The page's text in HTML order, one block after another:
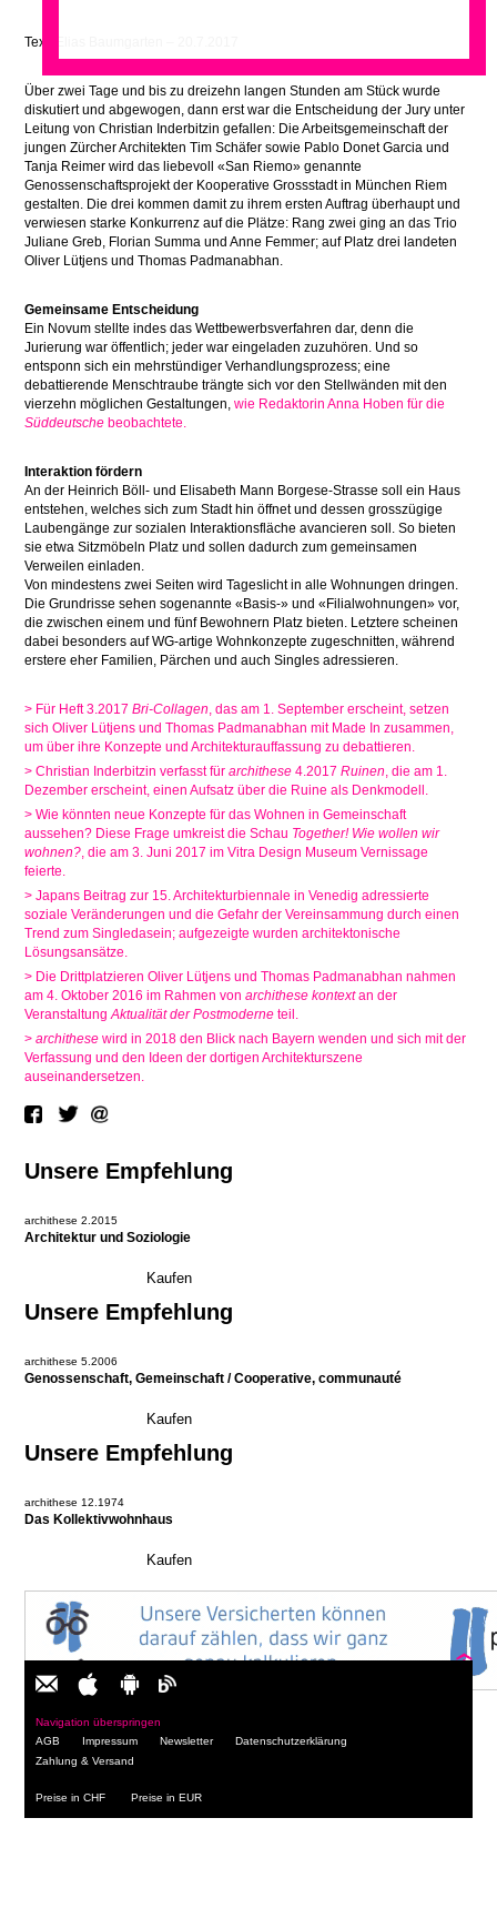
Text: Elias Baumgarten – 20.7.2017
Über zwei Tage und bis zu dreizehn langen Stunden am Stück wurde
diskutiert und abgewogen, dann erst war die Entscheidung der Jury unter
Leitung von Christian Inderbitzin gefallen: Die Arbeitsgemeinschaft der
jungen Zürcher Architekten Tim Schäfer sowie Pablo Donet Garcia und
Tanja Reimer wird das liebevoll «San Riemo» genannte
Genossenschaftsprojekt der Kooperative Grossstadt in München Riem
gestalten. Die drei kommen damit zu ihrem ersten Auftrag überhaupt und
verwiesen starke Konkurrenz auf die Plätze: Rang zwei ging an das Trio
Juliane Greb, Florian Summa und Anne Femmer; auf Platz drei landeten
Oliver Lütjens und Thomas Padmanabhan.
Gemeinsame Entscheidung
Ein Novum stellte indes das Wettbewerbsverfahren dar, denn die
Jurierung war öffentlich; jeder war eingeladen zuzuhören. Und so
entsponn sich ein mehrstündiger Verhandlungsprozess; eine
debattierende Menschtraube trängte sich vor den Stellwänden mit den
vierzehn möglichen Gestaltungen, wie Redaktorin Anna Hoben für die
Süddeutsche beobachtete.
Interaktion fördern
An der Heinrich Böll- und Elisabeth Mann Borgese-Strasse soll ein Haus
entstehen, welches sich zum Stadt hin öffnet und dessen grosszügige
Laubengänge zur sozialen Interaktionsfläche avancieren soll. So bieten
sie etwa Sitzmöbeln Platz und sollen dadurch zum gemeinsamen
Verweilen einladen.
Von mindestens zwei Seiten wird Tageslicht in alle Wohnungen dringen.
Die Grundrisse sehen sogenannte «Basis-» und «Filialwohnungen» vor,
die zwischen einem und fünf Bewohnern Platz bieten. Letztere scheinen
dabei besonders auf WG-artige Wohnkonzepte zugeschnitten, während
erstere eher Familien, Pärchen und auch Singles adressieren.
> Für Heft 3.2017Bri-Collagen, das am 1. September erscheint, setzen
sich Oliver Lütjens und Thomas Padmanabhan mit Made In zusammen,
um über ihre Konzepte und Architekturauffassung zu debattieren.
> Christian Inderbitzin verfasst fürarchithese 4.2017Ruinen, die am 1.
Dezember erscheint, einen Aufsatz über die Ruine als Denkmodell.
> Wie könnten neue Konzepte für das Wohnen in Gemeinschaft
aussehen? Diese Frage umkreist die Schau Together! Wie wollen wir
wohnen?, die am 3. Juni 2017 im Vitra Design Museum Vernissage
feierte.
> Japans Beitrag zur 15. Architekturbiennale in Venedig adressierte
soziale Veränderungen und die Gefahr der Vereinsammung durch einen
Trend zum Singledasein; aufgezeigte wurden architektonische
Lösungsansätze.
> Die Drittplatzieren Oliver Lütjens und Thomas Padmanabhan nahmen
am 4. Oktober 2016 im Rahmen vonarchithese kontextan der
VeranstaltungAktualität der Postmoderne teil.
>archithese wird in 2018 den Blick nach Bayern wenden und sich mit der
Verfassung und den Ideen der dortigen Architekturszene
auseinandersetzen.
Unsere Empfehlung
archithese 2.2015
Architektur und Soziologie
Unsere Empfehlung
archithese 5.2006
Genossenschaft, Gemeinschaft / Cooperative, communauté
Unsere Empfehlung
archithese 12.1974
Das Kollektivwohnhaus
Navigation überspringen
AGB
Impressum Newsletter
Datenschutzerklärung
Zahlung & Versand
Preise in CHF Preise in EUR